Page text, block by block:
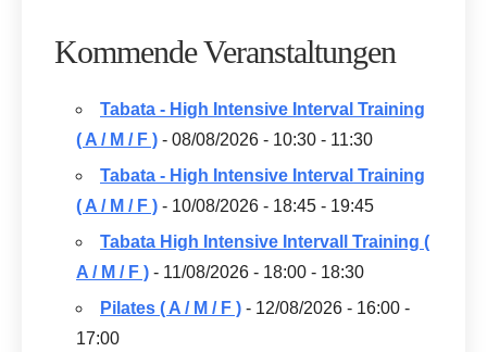
Kommende Veranstaltungen
Tabata - High Intensive Interval Training
( A / M / F ) - 08/08/2026 - 10:30 - 11:30
Tabata - High Intensive Interval Training
( A / M / F ) - 10/08/2026 - 18:45 - 19:45
Tabata High Intensive Intervall Training (
A / M / F ) - 11/08/2026 - 18:00 - 18:30
Pilates ( A / M / F ) - 12/08/2026 - 16:00 -
17:00